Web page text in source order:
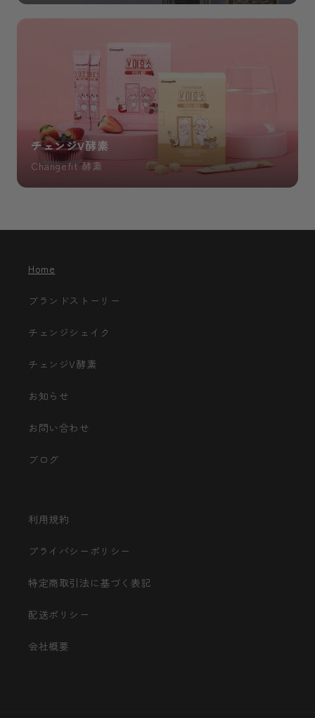
チェンジV酵素
Changefit 酵素
Home
ブランドストーリー
チェンジシェイク
チェンジV酵素
お知らせ
お問い合わせ
ブログ
利用規約
プライバシーポリシー
特定商取引法に基づく表記
配送ポリシー
会社概要